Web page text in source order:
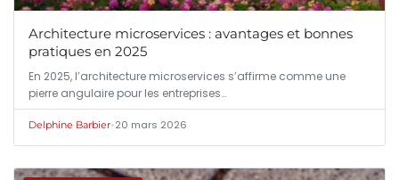
Architecture microservices : avantages et bonnes
pratiques en 2025
En 2025, l’architecture microservices s’affirme comme une
pierre angulaire pour les entreprises…
Delphine Barbier•20 mars 2026